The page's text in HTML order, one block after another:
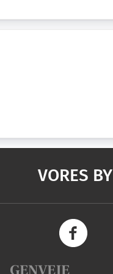
VORES BY
GENVEJE